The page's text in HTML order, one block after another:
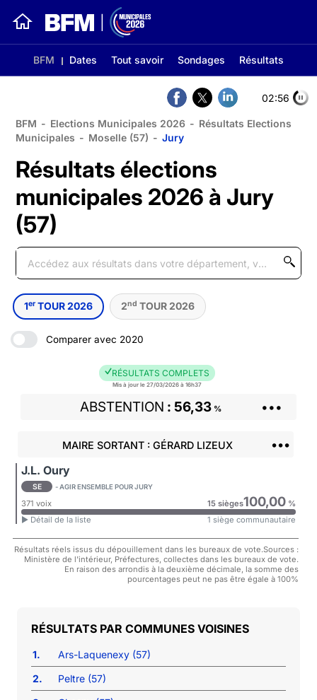
BFM Dates Tout savoir Sondages Résultats
02:56
BFM - Elections Municipales 2026 - Résultats Elections
Municipales - Moselle (57) - Jury
Résultats élections
municipales 2026 à Jury
(57)
1er TOUR 2026 2nd TOUR 2026
Comparer avec 2020
RÉSULTATS COMPLETS
Mis à jour le 27/03/2026 à 16h37
ABSTENTION 56,33 % •••
MAIRE SORTANT : GÉRARD LIZEUX •••
J.L. Oury
SE - AGIR ENSEMBLE POUR JURY
371 voix 15 sièges100,00%
► Détail de la liste
1 siège communautaire
Résultats réels issus du dépouillement dans les bureaux de vote.Sources :
Ministère de l'intérieur, Préfectures, collectes dans les bureaux de vote.
En raison des arrondis à la deuxième décimale, la somme des
pourcentages peut ne pas être égale à 100%
COMMUNES VOISINES
1.
Ars-Laquenexy (57)
2.
Peltre (57)